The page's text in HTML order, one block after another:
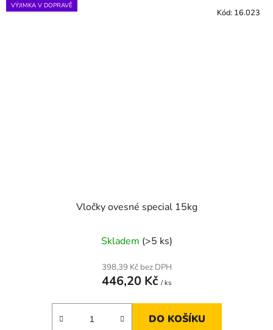
VÝJIMKA V DOPRAVĚ
Vločky ovesné special 15kg
Skladem (>5 ks)
398,39 Kč bez DPH
446,20 Kč / ks
DO KOŠÍKU
Kód: 16.023